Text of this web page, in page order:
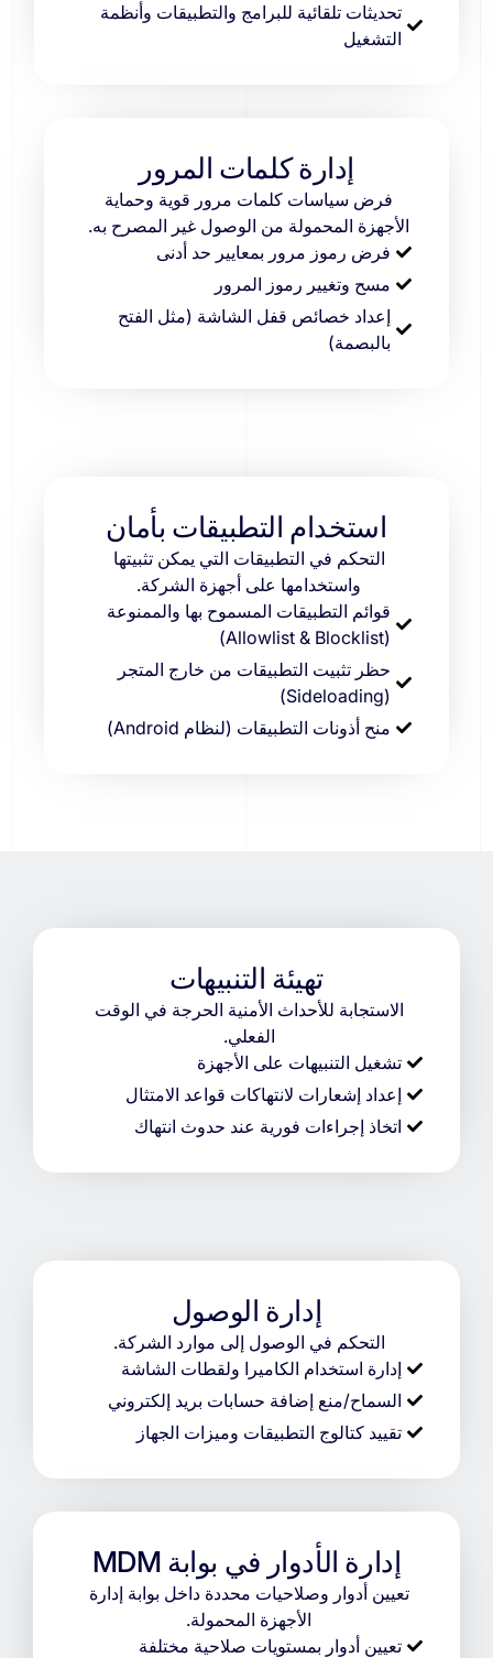
تحديثات تلقائية للبرامج والتطبيقات وأنظمة
التشغيل
إدارة كلمات المرور
فرض سياسات كلمات مرور قوية وحماية
الأجهزة المحمولة من الوصول غير المصرح به.
فرض رموز مرور بمعايير حد أدنى
مسح وتغيير رموز المرور
إعداد خصائص قفل الشاشة (مثل الفتح
بالبصمة)
استخدام التطبيقات بأمان
التحكم في التطبيقات التي يمكن تثبيتها
واستخدامها على أجهزة الشركة.
قوائم التطبيقات المسموح بها والممنوعة
(Allowlist & Blocklist)
حظر تثبيت التطبيقات من خارج المتجر
(Sideloading)
منح أذونات التطبيقات (لنظام Android)
تهيئة التنبيهات
الاستجابة للأحداث الأمنية الحرجة في الوقت
الفعلي.
تشغيل التنبيهات على الأجهزة
إعداد إشعارات لانتهاكات قواعد الامتثال
اتخاذ إجراءات فورية عند حدوث انتهاك
إدارة الوصول
التحكم في الوصول إلى موارد الشركة.
إدارة استخدام الكاميرا ولقطات الشاشة
السماح/منع إضافة حسابات بريد إلكتروني
تقييد كتالوج التطبيقات وميزات الجهاز
إدارة الأدوار في بوابة MDM
تعيين أدوار وصلاحيات محددة داخل بوابة إدارة
الأجهزة المحمولة.
تعيين أدوار بمستويات صلاحية مختلفة